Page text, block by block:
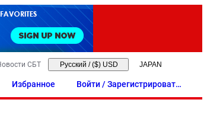
СБТ Русский / ($) USD
Избранное
Войти / Зарегистрировать
ся